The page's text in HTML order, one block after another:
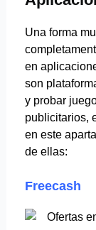
Una forma
en
son
y probar
publicitarios,
en este
de ellas:
Freecash